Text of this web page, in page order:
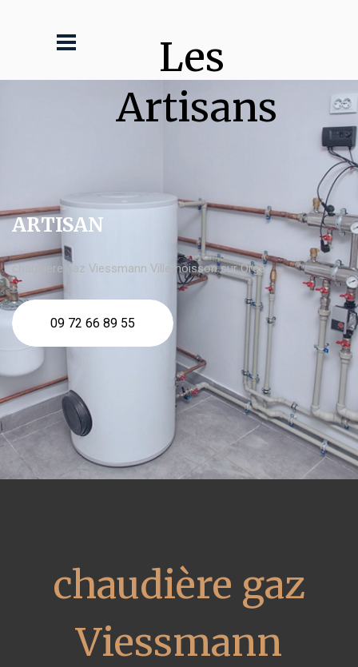
Les
Artisans
ARTISAN
chaudière gaz Viessmann Villemoisson sur Orge
09 72 66 89 55
chaudière gaz
Viessmann